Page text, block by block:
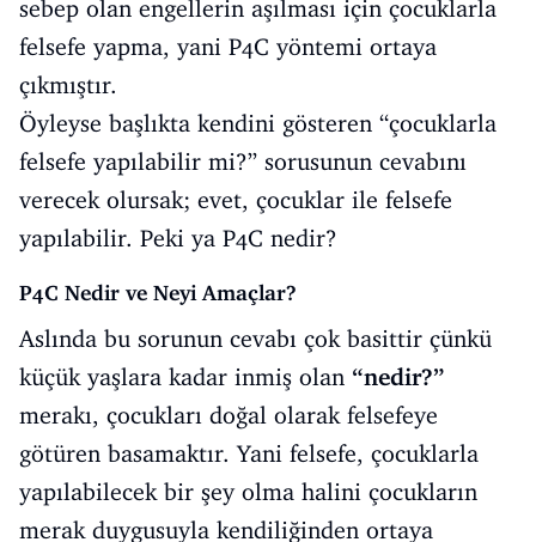
sebep olan engellerin aşılması için çocuklarla
felsefe yapma, yani P4C yöntemi ortaya
çıkmıştır.
Öyleyse başlıkta kendini gösteren “çocuklarla
felsefe yapılabilir mi?” sorusunun cevabını
verecek olursak; evet, çocuklar ile felsefe
yapılabilir. Peki ya P4C nedir?
P4C Nedir ve Neyi Amaçlar?
Aslında bu sorunun cevabı çok basittir çünkü
küçük yaşlara kadar inmiş olan “nedir?”
merakı, çocukları doğal olarak felsefeye
götüren basamaktır. Yani felsefe, çocuklarla
yapılabilecek bir şey olma halini çocukların
merak duygusuyla kendiliğinden ortaya